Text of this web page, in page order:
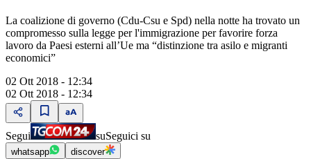
La coalizione di governo (Cdu-Csu e Spd) nella notte ha trovato un
compromesso sulla legge per l'immigrazione per favorire forza
lavoro da Paesi esterni all’Ue ma “distinzione tra asilo e migranti
economici”
02 Ott 2018 - 12:34
02 Ott 2018 - 12:34
Segui suSeguici su
whatsapp discover